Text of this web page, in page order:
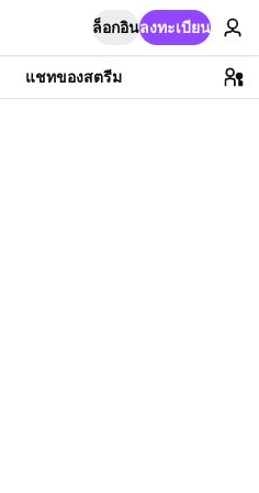
ล็อกอินลงทะเบียน
แชทของสตรีม